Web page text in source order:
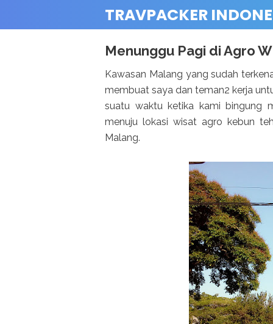
TRAVPACKER
Menunggu Pagi di Agro
Kawasan Malang yang sudah
membuat saya dan teman2 kerja
suatu waktu ketika kami bingung
menuju lokasi wisat agro kebun
Malang.